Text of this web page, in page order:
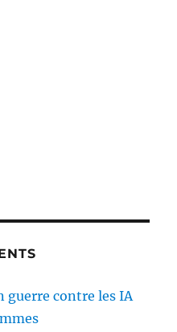
guerre contre les IA